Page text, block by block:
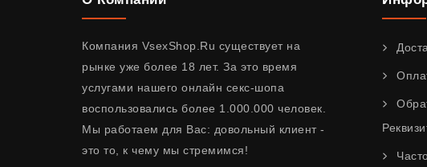
Компания VsexShop.Ru существует на
рынке уже более 18 лет. За это время
услугами нашего онлайн секс-шопа
воспользовались более 1.000.000 человек.
Мы работаем для Вас: довольный клиент -
это то, к чему мы стремимся!